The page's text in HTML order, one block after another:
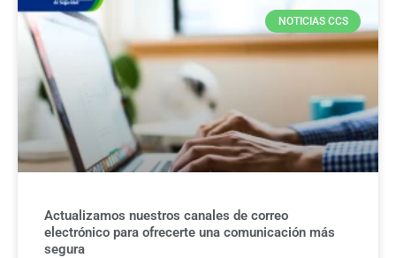
NOTICIAS CCS
Actualizamos nuestros canales de correo
electrónico para ofrecerte una comunicación más
segura